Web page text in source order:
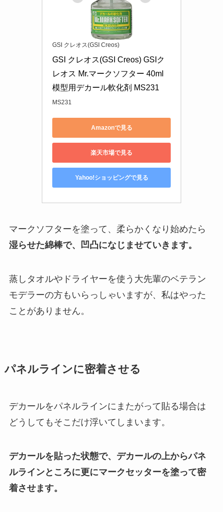
GSI クレオス(GSI Creos)
GSI クレオス(GSI Creos) GSIク
レオス Mr.マークソフター 40ml
模型用デカール軟化剤 MS231
MS231
Amazonで見る
楽天市場で見る
Yahoo!ショッピングで見る
マークソフターを塗って、柔らかくなり始めたら
湿らせた綿棒で、凹凸になじませていきます。
蒸しタオルやドライヤーを使う大先輩のベテラン
モデラーの方もいらっしゃいますが、私はやった
ことがありません。
パネルラインに密着させる
デカールをパネルラインにまたがって貼る場合は
どうしてもそこだけ浮いてしまいます。
デカールを貼った状態で、デカールの上からパネ
ルラインところに更にマークセッターを塗って密
着させます。